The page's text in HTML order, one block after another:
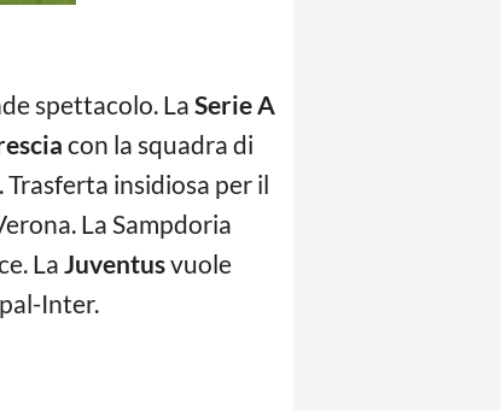
spettacolo. La Serie A
con la squadra di
insidiosa per il
La Sampdoria
La Juventusvuole
Inter.